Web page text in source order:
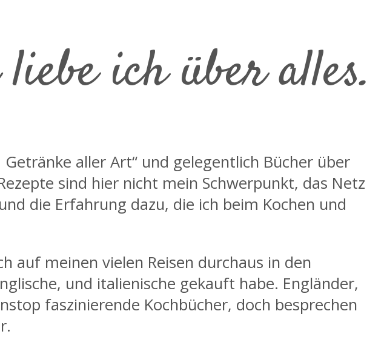
ich über alles.
aller Art“ und gelegentlich Bücher über
sind hier nicht mein Schwerpunkt, das Netz
die Erfahrung dazu, die ich beim Kochen und
auf meinen vielen Reisen durchaus in den
und italienische gekauft habe. Engländer,
faszinierende Kochbücher, doch besprechen